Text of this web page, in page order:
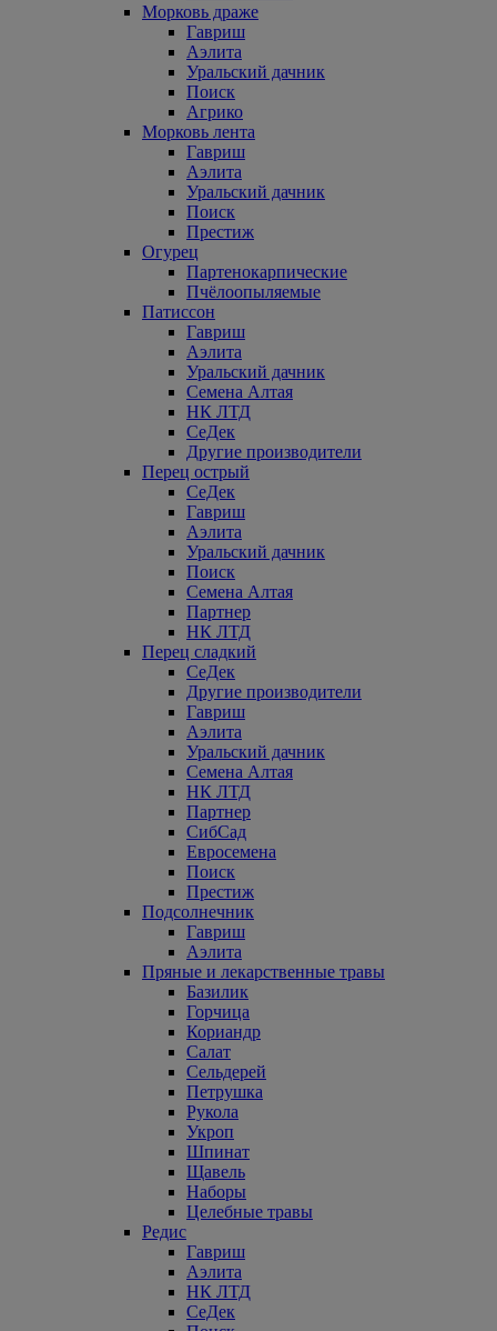
Морковь драже
Гавриш
Аэлита
Уральский дачник
Поиск
Агрико
Морковь лента
Гавриш
Аэлита
Уральский дачник
Поиск
Престиж
Огурец
Партенокарпические
Пчёлоопыляемые
Патиссон
Гавриш
Аэлита
Уральский дачник
Семена Алтая
НК ЛТД
СеДек
Другие производители
Перец острый
СеДек
Гавриш
Аэлита
Уральский дачник
Поиск
Семена Алтая
Партнер
НК ЛТД
Перец сладкий
СеДек
Другие производители
Гавриш
Аэлита
Уральский дачник
Семена Алтая
НК ЛТД
Партнер
СибСад
Евросемена
Поиск
Престиж
Подсолнечник
Гавриш
Аэлита
Пряные и лекарственные травы
Базилик
Горчица
Кориандр
Салат
Сельдерей
Петрушка
Рукола
Укроп
Шпинат
Щавель
Наборы
Целебные травы
Редис
Гавриш
Аэлита
НК ЛТД
СеДек